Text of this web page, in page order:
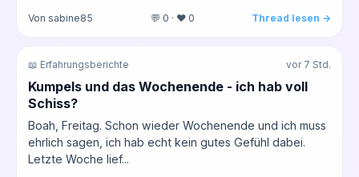
Von sabine85 💬 0 · ❤️ 0 Thread lesen →
📖 Erfahrungsberichte vor 7 Std.
Kumpels und das Wochenende - ich hab voll
Schiss?
Boah, Freitag. Schon wieder Wochenende und ich muss
ehrlich sagen, ich hab echt kein gutes Gefühl dabei.
Letzte Woche lief...